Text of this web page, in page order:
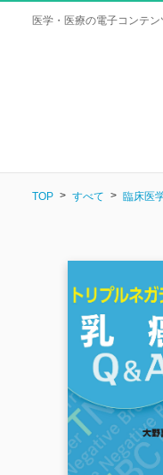
医学・医療の電子コンテ
TOP すべて 臨床医